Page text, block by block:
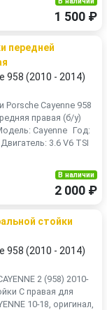
1 500 ₽
передней
958 (2010 - 2014)
Porsche Cayenne 958
правая (б/у)
Cayenne Год:
3.6 V6 TSI
В наличии
2 000 ₽
стойки
958 (2010 - 2014)
2 (958) 2010-
C правая для
10-18, оригинал,